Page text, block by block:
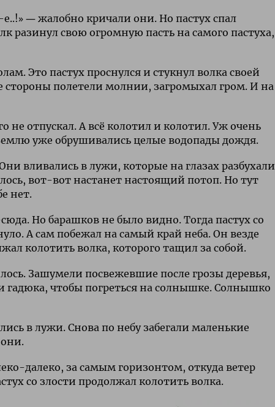
― жалобно кричали они. Но пастух спал
разинул свою огромную пасть на самого пастуха,
Это пастух проснулся и стукнул волка своей
стороны полетели молнии, загромыхал гром. И на
не отпускал. А всё колотил и колотил. Уж очень
уже обрушивались целые водопады дождя.
вливались в лужи, которые на глазах разбухали
вот-вот настанет настоящий потоп. Но тут
нет.
Но барашков не было видно. Тогда пастух со
А сам побежал на самый край неба. Он везде
колотить волка, которого тащил за собой.
Зашумели посвежевшие после грозы деревья,
гадюка, чтобы погреться на солнышке. Солнышко
в лужи. Снова по небу забегали маленькие
далеко, за самым горизонтом, откуда ветер
со злости продолжал колотить волка.